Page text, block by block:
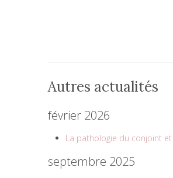
Autres actualités
février 2026
La pathologie du conjoint
septembre 2025